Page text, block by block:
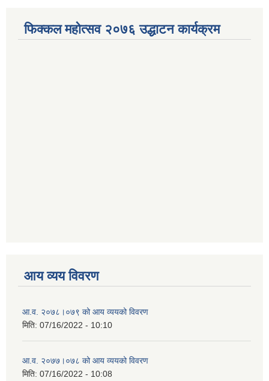
फिक्कल महोत्सव २०७६ उद्धाटन कार्यक्रम
आय व्यय विवरण
आ.व. २०७८।०७९ को आय व्ययको विवरण
मिति: 07/16/2022 - 10:10
आ.व. २०७७।०७८ को आय व्ययको विवरण
मिति: 07/16/2022 - 10:08